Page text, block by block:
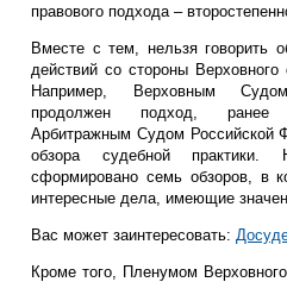
правового подхода –
Вместе с тем, нельзя говорить
действий со стороны
Например, Верховным
продолжен подход, ранее
Арбитражным Судом Российской
обзора судебной
сформировано семь обзоров, в
интересные дела, имеющие
Вас может заинтересовать:
Кроме того, Пленумом